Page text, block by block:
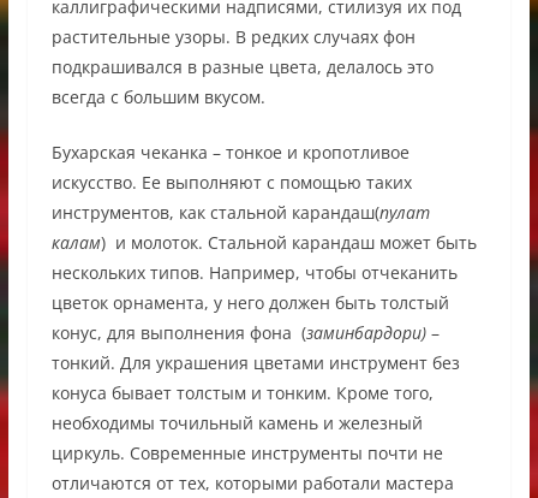
каллиграфическими надписями, стилизуя их под
растительные узоры. В редких случаях фон
подкрашивался в разные цвета, делалось это
всегда с большим вкусом.
Бухарская чеканка – тонкое и кропотливое
искусство. Ее выполняют с помощью таких
инструментов, как стальной карандаш(пулат
калам) и молоток. Стальной карандаш может быть
нескольких типов. Например, чтобы отчеканить
цветок орнамента, у него должен быть толстый
конус, для выполнения фона (заминбардори)–
тонкий. Для украшения цветами инструмент без
конуса бывает толстым и тонким. Кроме того,
необходимы точильный камень и железный
циркуль. Современные инструменты почти не
отличаются от тех, которыми работали мастера